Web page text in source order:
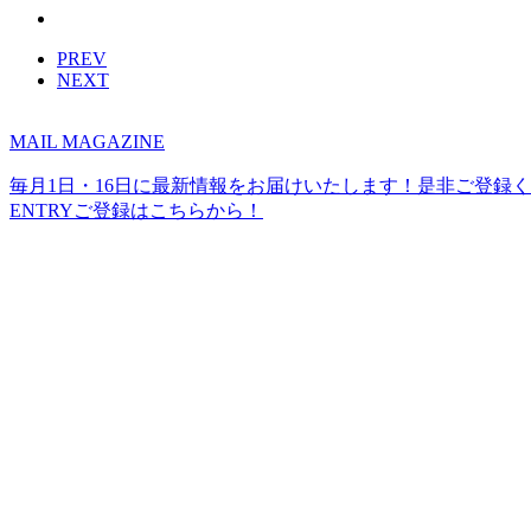
PREV
NEXT
MAIL MAGAZINE
毎月1日・16日に最新情報をお届けいたします！是非ご登録く
ENTRYご登録はこちらから！